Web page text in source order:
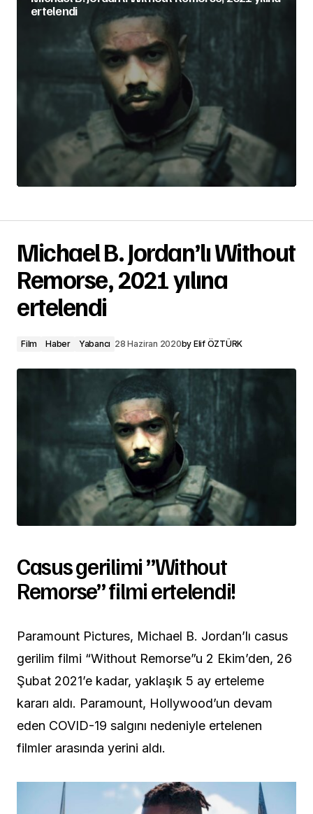
ertelendi
Michael B. Jordan’lı Without
Remorse, 2021 yılına
ertelendi
Film Haber Yabancı 28 Haziran 2020by Elif ÖZTÜRK
Casus gerilimi ”Without
Remorse” filmi ertelendi!
Paramount Pictures, Michael B. Jordan’lı casus
gerilim filmi “Without Remorse”u 2 Ekim’den, 26
Şubat 2021’e kadar, yaklaşık 5 ay erteleme
kararı aldı. Paramount, Hollywood’un devam
eden COVID-19 salgını nedeniyle ertelenen
filmler arasında yerini aldı.